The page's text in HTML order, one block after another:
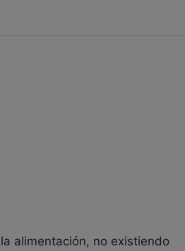
alimentación, no existiendo